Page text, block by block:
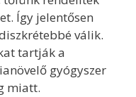
Így jelentősen
válik.
tartják a
gyógyszer
miatt.